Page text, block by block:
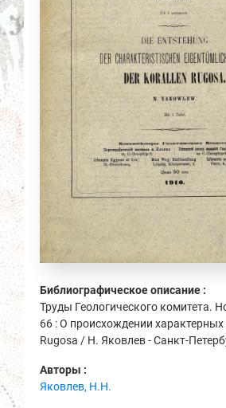
Библиографическое описание :
Труды Геологического комитета.
66 : О происхождении характерных
Rugosa / Н. Яковлев - Санкт-
Авторы :
Яковлев, Н.Н.